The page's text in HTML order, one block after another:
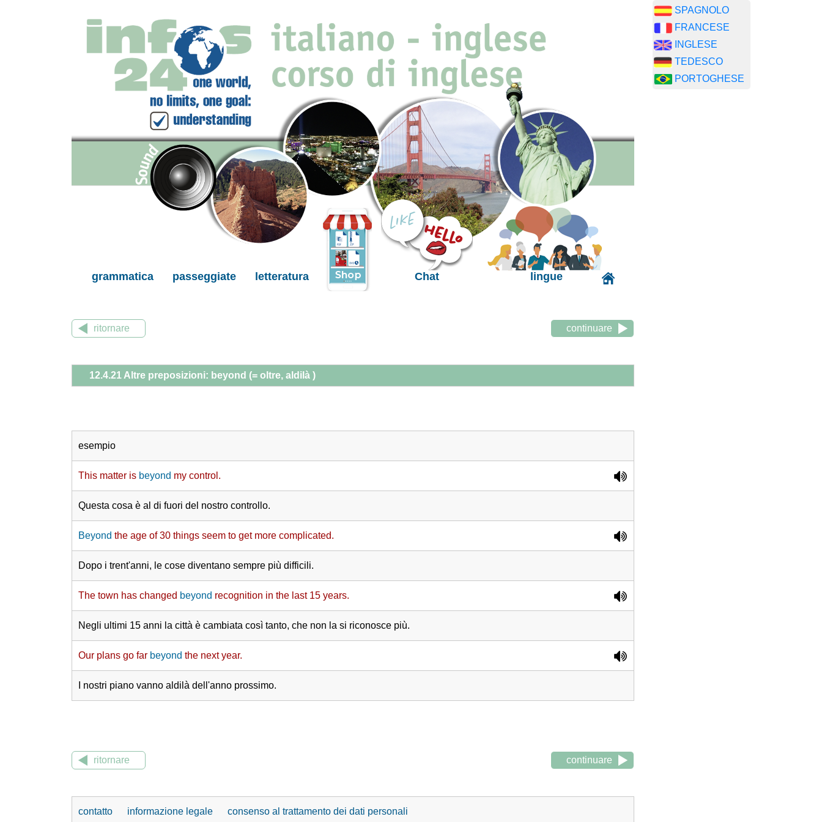
grammatica passeggiate letteratura Chat lingue
ritornare continuare
12.4.21 Altre preposizioni: beyond (= oltre, aldilà )
esempio
This matter is beyond my control.
Questa cosa è al di fuori del nostro controllo.
Beyond the age of 30 things seem to get more complicated.
Dopo i trent'anni, le cose diventano sempre più difficili.
The town has changed beyond recognition in the last 15 years.
Negli ultimi 15 anni la città è cambiata così tanto, che non la si riconosce più.
Our plans go far beyond the next year.
I nostri piano vanno aldilà dell'anno prossimo.
ritornare continuare
contatto informazione legale consenso al trattamento dei dati personali
SPAGNOLO
FRANCESE
INGLESE
TEDESCO
PORTOGHESE